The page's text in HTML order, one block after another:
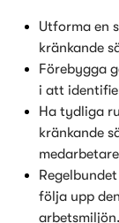
Utforma en
kränkande
Förebygga
i att
Ha tydliga
kränkande
följa upp
arbetsmiljön.